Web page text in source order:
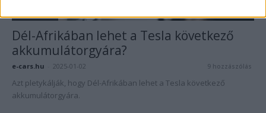
Akkumulátor
Dél-Afrikában lehet a Tesla következő
akkumulátorgyára?
e-cars.hu 2025-01-02 9 hozzászólás
Azt pletykálják, hogy Dél-Afrikában lehet a Tesla következő
akkumulátorgyára.